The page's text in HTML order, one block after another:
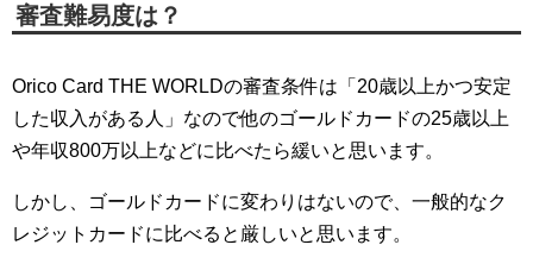
審査難易度は？
Orico Card THE WORLDの審査条件は「20歳以上かつ安定
した収入がある人」なので他のゴールドカードの25歳以上
や年収800万以上などに比べたら緩いと思います。
しかし、ゴールドカードに変わりはないので、一般的なク
レジットカードに比べると厳しいと思います。